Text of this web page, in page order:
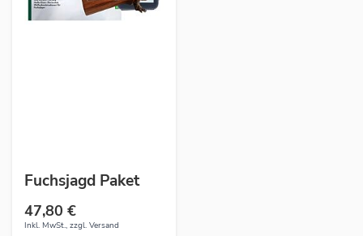
Fuchsjagd Paket
47,80 €
Inkl. MwSt., zzgl. Versand